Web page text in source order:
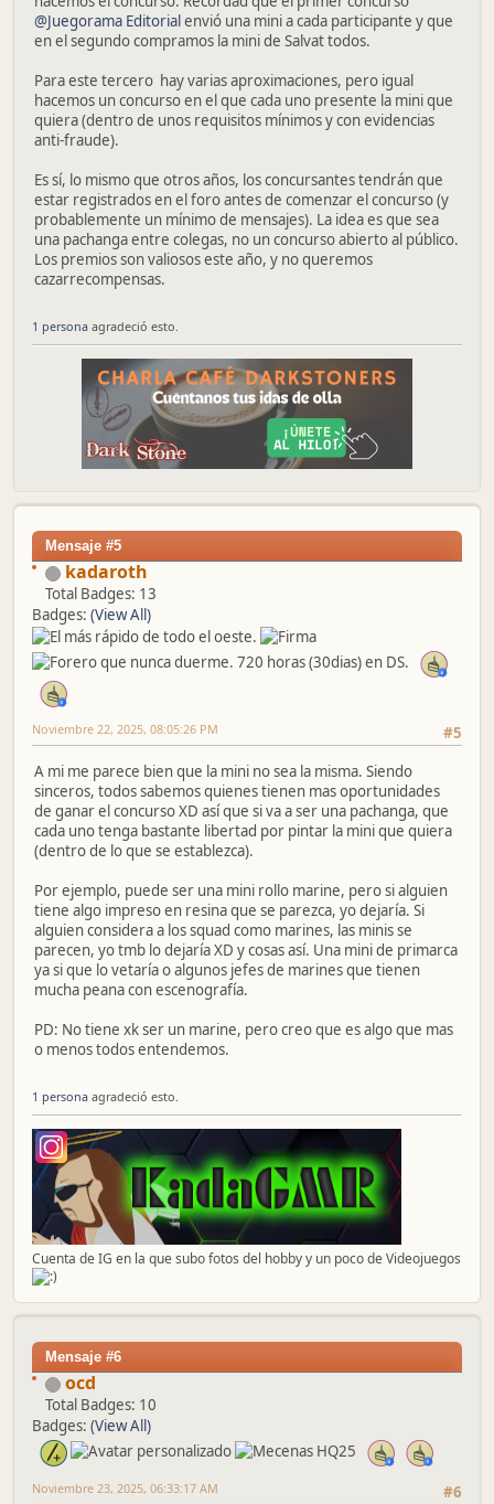
@Juegorama Editorialenvió una mini a cada participante y que
en el segundo compramos la mini de Salvat todos.
Para este tercero hay varias aproximaciones, pero igual
hacemos un concurso en el que cada uno presente la mini que
quiera (dentro de unos requisitos mínimos y con evidencias
anti-fraude).
Es sí, lo mismo que otros años, los concursantes tendrán que
estar registrados en el foro antes de comenzar el concurso (y
probablemente un mínimo de mensajes). La idea es que sea
una pachanga entre colegas, no un concurso abierto al público.
Los premios son valiosos este año, y no queremos
cazarrecompensas.
1 persona agradeció esto.
Mensaje #5
kadaroth
Total Badges: 13
Badges: (View All)
#5
Noviembre 22, 2025, 08:05:26 PM
A mi me parece bien que la mini no sea la misma. Siendo
sinceros, todos sabemos quienes tienen mas oportunidades
de ganar el concurso XD así que si va a ser una pachanga, que
cada uno tenga bastante libertad por pintar la mini que quiera
(dentro de lo que se establezca).
Por ejemplo, puede ser una mini rollo marine, pero si alguien
tiene algo impreso en resina que se parezca, yo dejaría. Si
alguien considera a los squad como marines, las minis se
parecen, yo tmb lo dejaría XD y cosas así. Una mini de primarca
ya si que lo vetaría o algunos jefes de marines que tienen
mucha peana con escenografía.
PD: No tiene xk ser un marine, pero creo que es algo que mas
o menos todos entendemos.
1 persona agradeció esto.
Cuenta de IG en la que subo fotos del hobby y un poco de Videojuegos
Mensaje #6
ocd
Total Badges: 10
Badges: (View All)
#6
Noviembre 23, 2025, 06:33:17 AM